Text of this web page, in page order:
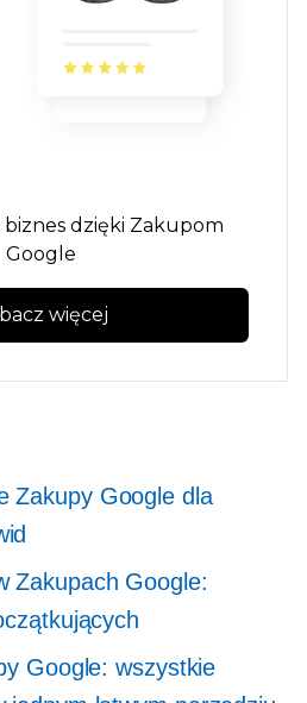
dzięki Zakupom
Google
więcej
Zakupy Google dla
Zakupach Google:
Google: wszystkie